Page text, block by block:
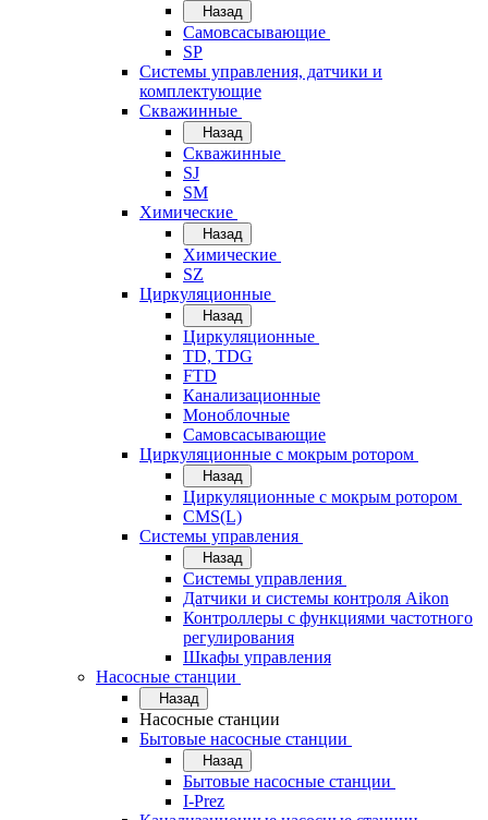
Назад
Самовсасывающие
SP
Системы управления, датчики и
комплектующие
Скважинные
Назад
Скважинные
SJ
SM
Химические
Назад
Химические
SZ
Циркуляционные
Назад
Циркуляционные
TD, TDG
FTD
Канализационные
Моноблочные
Самовсасывающие
Циркуляционные с мокрым ротором
Назад
Циркуляционные с мокрым ротором
CMS(L)
Системы управления
Назад
Системы управления
Датчики и системы контроля Aikon
Контроллеры с функциями частотного
регулирования
Шкафы управления
Насосные станции
Назад
Насосные станции
Бытовые насосные станции
Назад
Бытовые насосные станции
I-Prez